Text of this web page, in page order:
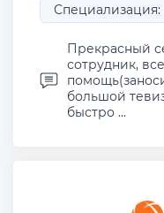
Специализация:
Прекрасный
сотрудник,
большой
быстро ...